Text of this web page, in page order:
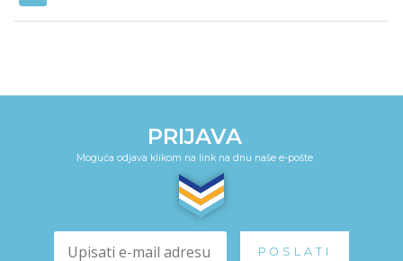
PRIJAVA
Moguća odjava klikom na link na dnu naše e-pošte